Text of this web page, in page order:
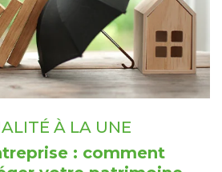
À LA UNE
: comment